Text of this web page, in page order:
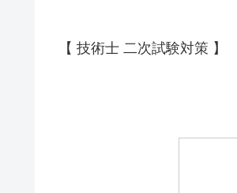
【 技術士 二次試験対策 】